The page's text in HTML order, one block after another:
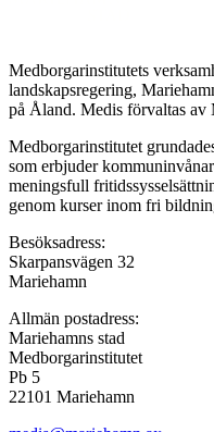
Medborgarinstitutets
landskapsregering,
på Åland. Medis förvaltas av
Medborgarinstitutet
som erbjuder
meningsfull
genom kurser inom fri
Besöksadress:
Skarpansvägen 32
Mariehamn
Allmän postadress:
Mariehamns stad
Medborgarinstitutet
Pb 5
22101 Mariehamn